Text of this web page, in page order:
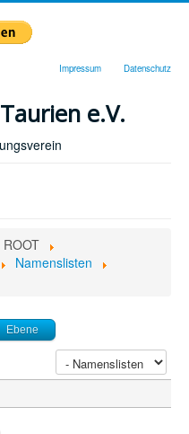
Impressum Datenschutz
Taurien e.V.
ROOT
Namenslisten
Ebene